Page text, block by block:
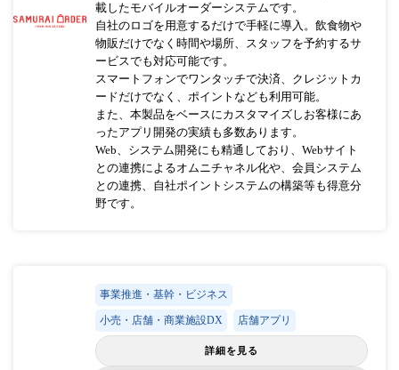
載したモバイルオーダーシステムです。
自社のロゴを用意するだけで手軽に導入。飲食物や
物販だけでなく時間や場所、スタッフを予約するサ
ービスでも対応可能です。
スマートフォンでワンタッチで決済、クレジットカ
ードだけでなく、ポイントなども利用可能。
また、本製品をベースにカスタマイズしお客様にあ
ったアプリ開発の実績も多数あります。
Web、システム開発にも精通しており、Webサイト
との連携によるオムニチャネル化や、会員システム
との連携、自社ポイントシステムの構築等も得意分
野です。
事業推進・基幹・ビジネス
小売・店舗・商業施設DX 店舗アプリ
詳細を見る